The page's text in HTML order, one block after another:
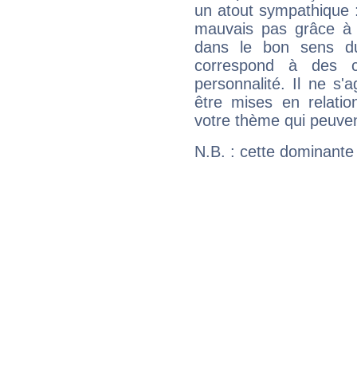
un atout
mauvais pas grâce
dans le bon sens
correspond à des
personnalité. Il ne
être mises en
votre thème qui
N.B. : cette